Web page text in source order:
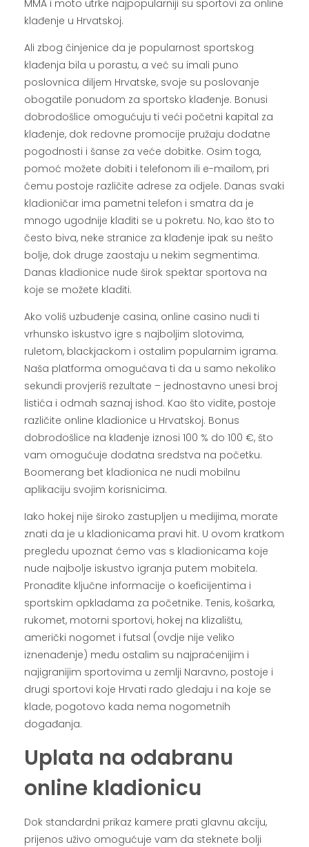
MMA i moto utrke najpopularniji su sportovi za online
klađenje u Hrvatskoj.
Ali zbog činjenice da je popularnost sportskog
klađenja bila u porastu, a već su imali puno
poslovnica diljem Hrvatske, svoje su poslovanje
obogatile ponudom za sportsko klađenje. Bonusi
dobrodošlice omogućuju ti veći početni kapital za
klađenje, dok redovne promocije pružaju dodatne
pogodnosti i šanse za veće dobitke. Osim toga,
pomoć možete dobiti i telefonom ili e-mailom, pri
čemu postoje različite adrese za odjele. Danas svaki
kladioničar ima pametni telefon i smatra da je
mnogo ugodnije kladiti se u pokretu. No, kao što to
često biva, neke stranice za klađenje ipak su nešto
bolje, dok druge zaostaju u nekim segmentima.
Danas kladionice nude širok spektar sportova na
koje se možete kladiti.
Ako voliš uzbuđenje casina, online casino nudi ti
vrhunsko iskustvo igre s najboljim slotovima,
ruletom, blackjackom i ostalim popularnim igrama.
Naša platforma omogućava ti da u samo nekoliko
sekundi provjeriš rezultate – jednostavno unesi broj
listića i odmah saznaj ishod. Kao što vidite, postoje
različite online kladionice u Hrvatskoj. Bonus
dobrodošlice na klađenje iznosi 100 % do 100 €, što
vam omogućuje dodatna sredstva na početku.
Boomerang bet kladionica ne nudi mobilnu
aplikaciju svojim korisnicima.
Iako hokej nije široko zastupljen u medijima, morate
znati da je u kladionicama pravi hit. U ovom kratkom
pregledu upoznat ćemo vas s kladionicama koje
nude najbolje iskustvo igranja putem mobitela.
Pronađite ključne informacije o koeficijentima i
sportskim opkladama za početnike. Tenis, košarka,
rukomet, motorni sportovi, hokej na klizalištu,
američki nogomet i futsal (ovdje nije veliko
iznenađenje) među ostalim su najpraćenijim i
najigranijim sportovima u zemlji Naravno, postoje i
drugi sportovi koje Hrvati rado gledaju i na koje se
klade, pogotovo kada nema nogometnih
događanja.
Uplata na odabranu
online kladionicu
Dok standardni prikaz kamere prati glavnu akciju,
prijenos uživo omogućuje vam da steknete bolji